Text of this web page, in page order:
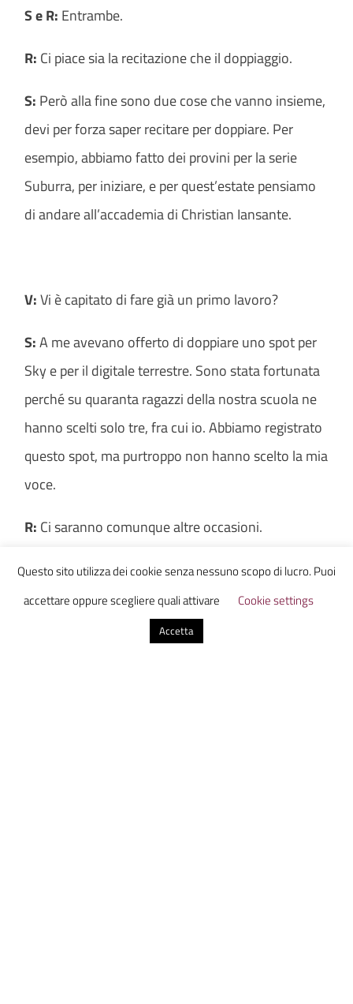
S e R: Entrambe.
R: Ci piace sia la recitazione che il doppiaggio.
S: Però alla fine sono due cose che vanno insieme,
devi per forza saper recitare per doppiare. Per
esempio, abbiamo fatto dei provini per la serie
Suburra, per iniziare, e per quest’estate pensiamo
di andare all’accademia di Christian Iansante.
V:Vi è capitato di fare già un primo lavoro?
S:A me avevano offerto di doppiare uno spot per
Sky e per il digitale terrestre. Sono stata fortunata
perché su quaranta ragazzi della nostra scuola ne
hanno scelti solo tre, fra cui io. Abbiamo registrato
questo spot, ma purtroppo non hanno scelto la mia
voce.
R: Ci saranno comunque altre occasioni.
V:Com’è cambiato il mondo del doppiaggio nel
Questo sito utilizza dei cookie senza nessuno scopo di lucro. Puoi
accettare oppure scegliere quali attivare
Cookie settings
Accetta